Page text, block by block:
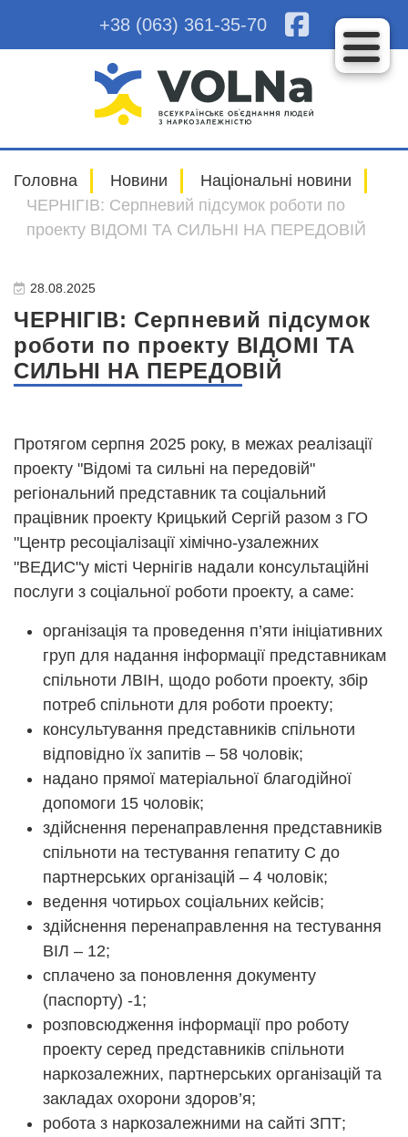
+38 (063) 361-35-70
Головна Новини
Національні новини
ЧЕРНІГІВ: Серпневий підсумок роботи по
проекту ВІДОМІ ТА СИЛЬНІ НА ПЕРЕДОВІЙ
28.08.2025
ЧЕРНІГІВ: Серпневий підсумок
роботи по проекту ВІДОМІ ТА
СИЛЬНІ НА ПЕРЕДОВІЙ
Протягом серпня 2025 року, в межах реалізації
проекту "Відомі та сильні на передовій"
регіональний представник та соціальний
працівник проекту Крицький Сергій разом з ГО
"Центр ресоціалізації хімічно-узалежних
"ВЕДИС"у місті Чернігів надали консультаційні
послуги з соціальної роботи проекту, а саме:
організація та проведення п’яти ініціативних
груп для надання інформації представникам
спільноти ЛВІН, щодо роботи проекту, збір
потреб спільноти для роботи проекту;
консультування представників спільноти
відповідно їх запитів – 58 чоловік;
надано прямої матеріальної благодійної
допомоги 15 чоловік;
здійснення перенаправлення представників
спільноти на тестування гепатиту С до
партнерських організацій – 4 чоловік;
ведення чотирьох соціальних кейсів;
здійснення перенаправлення на тестування
ВІЛ – 12;
сплачено за поновлення документу
(паспорту) -1;
розповсюдження інформації про роботу
проекту серед представників спільноти
наркозалежних, партнерських організацій та
закладах охорони здоров’я;
робота з наркозалежними на сайті ЗПТ;